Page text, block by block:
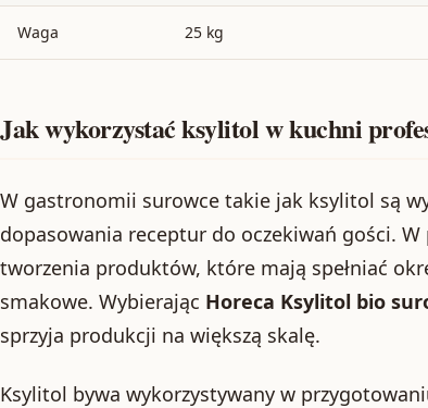
Waga 25 kg
Jak wykorzystać ksylitol w kuchni
W gastronomii surowce takie jak ksylitol są
dopasowania receptur do oczekiwań gości.
tworzenia produktów, które mają spełniać
smakowe. Wybierając Horeca Ksylitol bio
sprzyja produkcji na większą skalę.
Ksylitol bywa wykorzystywany w